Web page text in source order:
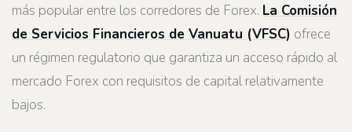
más popular entre los corredores de Forex. La Comisión
de Servicios Financieros de Vanuatu (VFSC) ofrece
un régimen regulatorio que garantiza un acceso rápido al
mercado Forex con requisitos de capital relativamente
bajos.